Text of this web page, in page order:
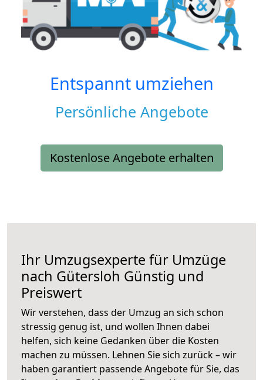
Entspannt umziehen
Persönliche Angebote
Kostenlose Angebote erhalten
Ihr Umzugsexperte für Umzüge
nach Gütersloh Günstig und
Preiswert
Wir verstehen, dass der Umzug an sich schon
stressig genug ist, und wollen Ihnen dabei
helfen, sich keine Gedanken über die Kosten
machen zu müssen. Lehnen Sie sich zurück – wir
haben garantiert passende Angebote für Sie, das